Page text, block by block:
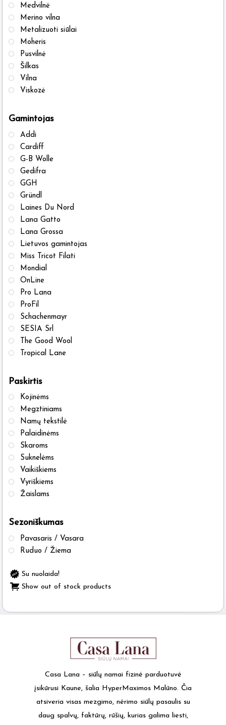
Medvilnė
Merino vilna
Metalizuoti siūlai
Moheris
Pusvilnė
Šilkas
Vilna
Viskozė
Gamintojas
Addi
Cardiff
G-B Wolle
Gedifra
GGH
Gründl
Laines Du Nord
Lana Gatto
Lana Grossa
Lietuvos gamintojas
Miss Tricot Filati
Mondial
OnLine
Pro Lana
ProFil
Schachenmayr
SESIA Srl
The Good Wool
Tropical Lane
Paskirtis
Kojinėms
Megztiniams
Namų tekstilė
Palaidinėms
Skaroms
Suknelėms
Vaikiškiems
Vyriškiems
Žaislams
Sezoniškumas
Pavasaris / Vasara
Ruduo / Žiema
Su nuolaida!
Show out of stock products
Casa Lana – siūlų namai fizinė parduotuvė
įsikūrusi Kaune, šalia HyperMaximos Malūno. Čia
atsiveria visas mezgimo, nėrimo siūlų pasaulis su
daug spalvų, faktūrų, rūšių, kurias galima liesti,